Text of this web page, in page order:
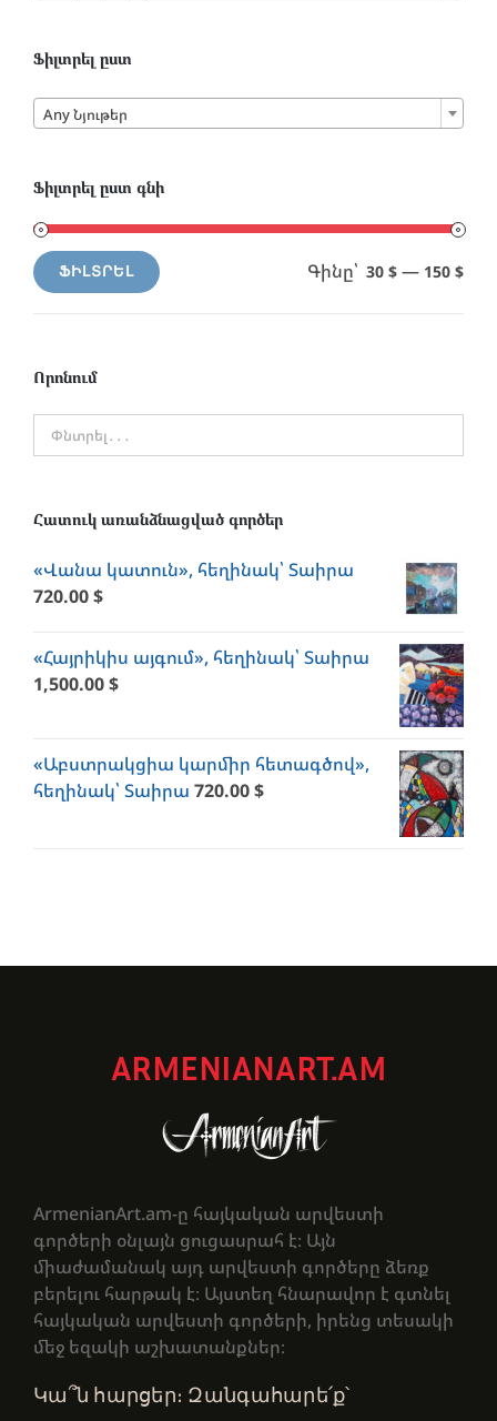
Ֆիլտրել ըստ
Any Նյութեր
Ֆիլտրել ըստ գնի
Min
MaxՖԻԼՏՐԵԼ Գինը՝ 30 $ — 150 $
Որոնում
Հատուկ առանձնացված գործեր
«Վանա կատուն», հեղինակ՝ Տաիրա
720.00$
«Հայրիկիս այգում», հեղինակ՝ Տաիրա
1,500.00$
«Աբստրակցիա կարմիր հետագծով»,
հեղինակ՝ Տաիրա 720.00$
ARMENIANART.AM
ArmenianArt.am-ը հայկական արվեստի
գործերի օնլայն ցուցասրահ է։ Այն
միաժամանակ այդ արվեստի գործերը ձեռք
բերելու հարթակ է։ Այստեղ հնարավոր է գտնել
հայկական արվեստի գործերի, իրենց տեսակի
մեջ եզակի աշխատանքներ։
Կա՞ն հարցեր։ Զանգահարե՛ք՝